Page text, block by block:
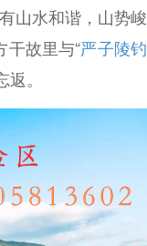
山水和谐，山势峻
故里与“严子陵钓
。